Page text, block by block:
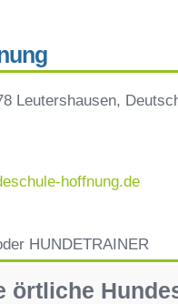
Leutershausen,
hoffnung.de
HUNDETRAINER
örtliche